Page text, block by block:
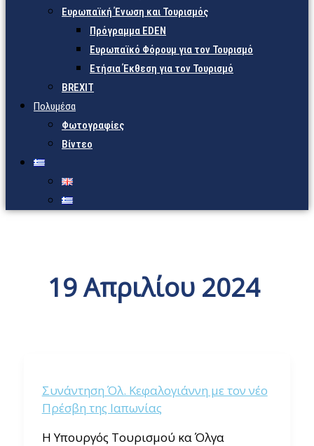
Ευρωπαϊκή Ένωση και Τουρισμός
Πρόγραμμα EDEN
Ευρωπαϊκό Φόρουμ για τον Τουρισμό
Ετήσια Έκθεση για τον Τουρισμό
BREXIT
Πολυμέσα
Φωτογραφίες
Βίντεο
19 Απριλίου 2024
Συνάντηση Όλ. Κεφαλογιάννη με τον νέο
Πρέσβη της Ιαπωνίας
Η Υπουργός Τουρισμού κα Όλγα